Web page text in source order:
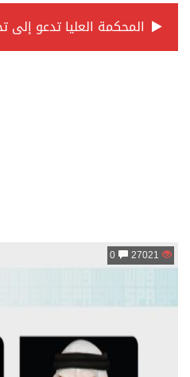
سمو ولي العهد يرأس
صدور مرسوم
نظام